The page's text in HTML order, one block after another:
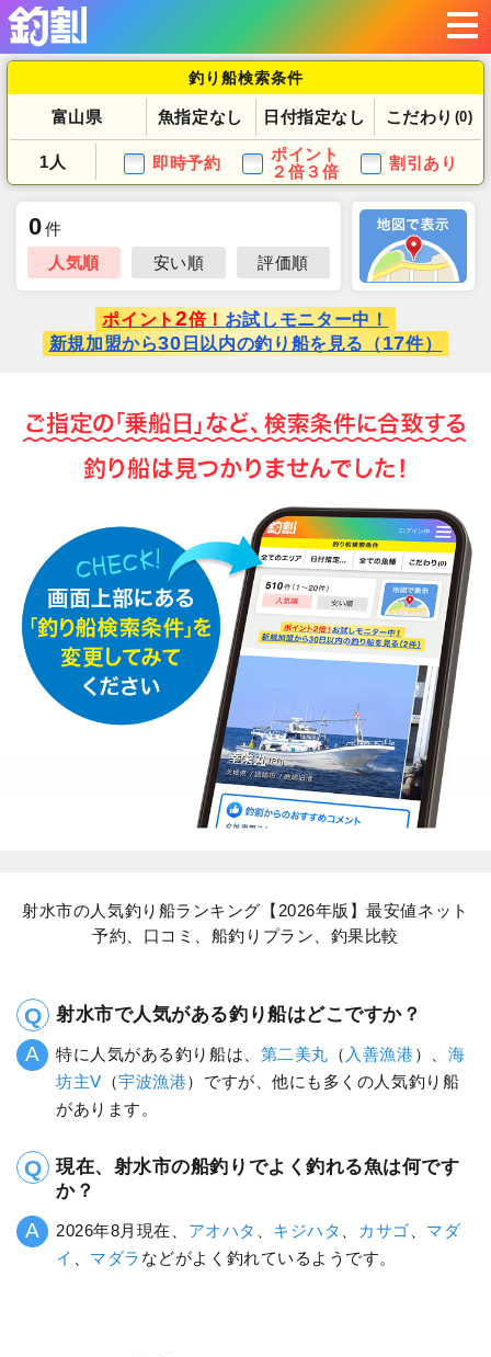
釣り船検索条件
富山県 魚指定なし 日付指定なし こだわり (0)
1人 即時予約
ポイント
２倍３倍
割引あり
0件
人気順
安い順 評価順
ポイント 2倍！ お試しモニター中！
新規加盟から30 日以内の釣り船を見る（17件）
射水市の人気釣り船ランキング【2026年版】最安値ネット
予約、口コミ、船釣りプラン、釣果比較
射水市で人気がある釣り船はどこですか？
特に人気がある釣り船は、 第二美丸 （ 入善漁港 ）、 海
坊主Ⅴ （宇波漁港）ですが、他にも多くの人気釣り船
があります。
現在、射水市の船釣りでよく釣れる魚は何です
か？
2026年8月現在、 アオハタ キジハタ カサゴ
マダ
イ
マダラ などがよく釣れているようです。